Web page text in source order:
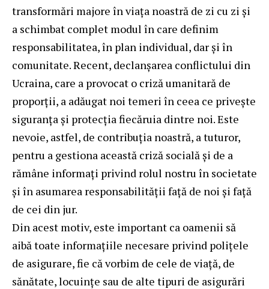
transformări majore în viața noastră de zi cu zi și
a schimbat complet modul în care definim
responsabilitatea, în plan individual, dar și în
comunitate. Recent, declanșarea conflictului din
Ucraina, care a provocat o criză umanitară de
proporții, a adăugat noi temeri în ceea ce privește
siguranța și protecția fiecăruia dintre noi. Este
nevoie, astfel, de contribuția noastră, a tuturor,
pentru a gestiona această criză socială și de a
rămâne informați privind rolul nostru în societate
și în asumarea responsabilității față de noi și față
de cei din jur.
Din acest motiv, este important ca oamenii să
aibă toate informațiile necesare privind polițele
de asigurare, fie că vorbim de cele de viață, de
sănătate, locuințe sau de alte tipuri de asigurări